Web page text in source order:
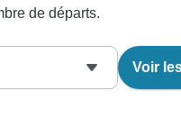
de départs.
Voir